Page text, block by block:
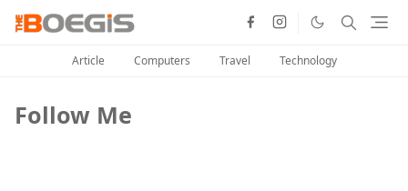
Article Computers Travel Technology
Follow Me